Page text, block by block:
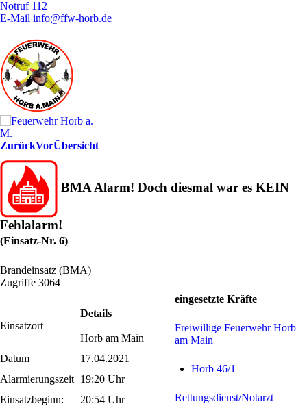
Notruf 112
E-Mail info@ffw-horb.de
ZurückVorÜbersicht
BMA Alarm! Doch diesmal war es KEIN
Fehlalarm!
(Einsatz-Nr. 6)
Brandeinsatz (BMA)
Zugriffe 3064
Einsatzort
Details
Horb am Main
Datum
17.04.2021
Alarmierungszeit 19:20 Uhr
Einsatzbeginn:
20:54 Uhr
eingesetzte Kräfte
Freiwillige Feuerwehr Horb
am Main
Horb 46/1
Rettungsdienst/Notarzt